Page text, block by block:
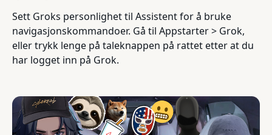
Sett Groks personlighet til Assistent for å bruke
navigasjonskommandoer. Gå til Appstarter > Grok,
eller trykk lenge på taleknappen på rattet etter at du
har logget inn på Grok.